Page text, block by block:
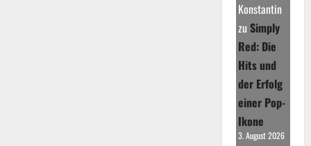
Konstantin
zu Simply
Red: Die
Hits und
der Erfolg
einer Pop-
Ikone
3. August 2026